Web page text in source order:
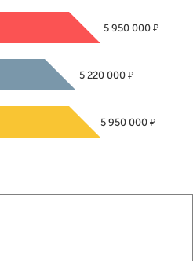
5 950 000 ₽
5 220 000₽
5 950 000 ₽